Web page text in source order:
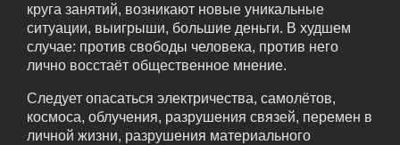
круга занятий, возникают новые уникальные
ситуации, выигрыши, большие деньги. В худшем
случае: против свободы человека, против него
лично восстаёт общественное мнение.
Следует опасаться электричества, самолётов,
космоса, облучения, разрушения связей, перемен в
личной жизни, разрушения материального